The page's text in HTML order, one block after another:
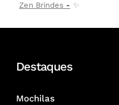
Zen Brindes
✨
Destaques
Mochilas